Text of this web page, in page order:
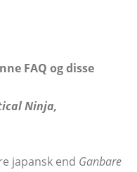
FAQ og disse
Ninja,
japansk end Ganbare